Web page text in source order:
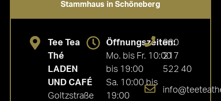
Stammhaus in Schöneberg
Tee Tea
Thé
LADEN
UND CAFÉ
Goltzstraße
Öffnungszeiten:
Mo. bis Fr. 10:00
bis 19:00
Sa. 10:00 bis
19:00
030
217
522 40